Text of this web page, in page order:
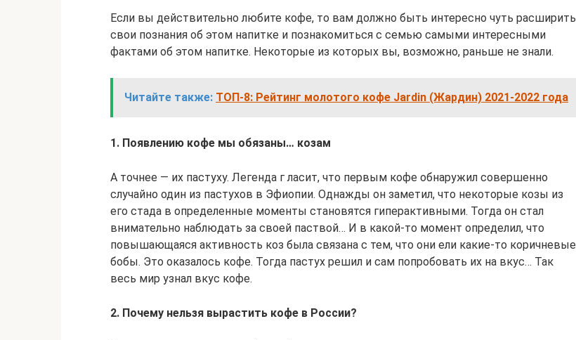
Если вы действительно любите кофе, то вам должно быть интересно чуть расширить
свои познания об этом напитке и познакомиться с семью самыми интересными
фактами об этом напитке. Некоторые из которых вы, возможно, раньше не знали.
Читайте также: ТОП-8: Рейтинг молотого кофе Jardin (Жардин) 2021-2022 года
1. Появлению кофе мы обязаны… козам
А точнее — их пастуху. Легенда г ласит, что первым кофе обнаружил совершенно
случайно один из пастухов в Эфиопии. Однажды он заметил, что некоторые козы из
его стада в определенные моменты становятся гиперактивными. Тогда он стал
внимательно наблюдать за своей паствой… И в какой-то момент определил, что
повышающаяся активность коз была связана с тем, что они ели какие-то коричневые
бобы. Это оказалось кофе. Тогда пастух решил и сам попробовать их на вкус… Так
весь мир узнал вкус кофе.
2. Почему нельзя вырастить кофе в России?